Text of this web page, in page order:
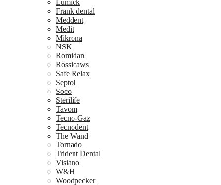
Lumick
Frank dental
Meddent
Medit
Mikrona
NSK
Romidan
Rossicaws
Safe Relax
Septol
Soco
Sterilife
Tavom
Tecno-Gaz
Tecnodent
The Wand
Tornado
Trident Dental
Visiano
W&H
Woodpecker